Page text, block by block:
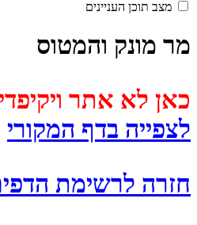
מצב תוכן העניינים
מר מונק והמטוס
כאן לא אתר ויקיפדיה. דף זה
לצפייה בדף המקורי
חזרה לרשימת